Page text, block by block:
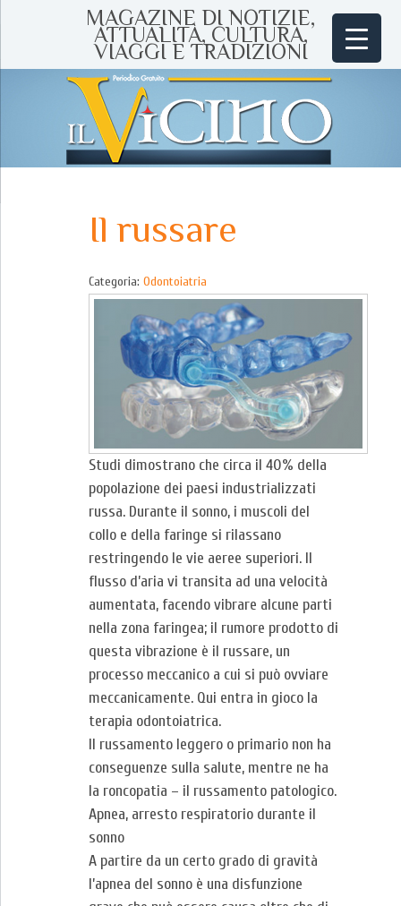
MAGAZINE DI NOTIZIE,
ATTUALITÀ, CULTURA,
VIAGGI E TRADIZIONI
Il russare
Categoria: Odontoiatria
Studi dimostrano che circa il 40% della
popolazione dei paesi industrializzati
russa. Durante il sonno, i muscoli del
collo e della faringe si rilassano
restringendo le vie aeree superiori. Il
flusso d’aria vi transita ad una velocità
aumentata, facendo vibrare alcune parti
nella zona faringea; il rumore prodotto di
questa vibrazione è il russare, un
processo meccanico a cui si può ovviare
meccanicamente. Qui entra in gioco la
terapia odontoiatrica.
Il russamento leggero o primario non ha
conseguenze sulla salute, mentre ne ha
la roncopatia – il russamento patologico.
Apnea, arresto respiratorio durante il
sonno
A partire da un certo grado di gravità
l’apnea del sonno è una disfunzione